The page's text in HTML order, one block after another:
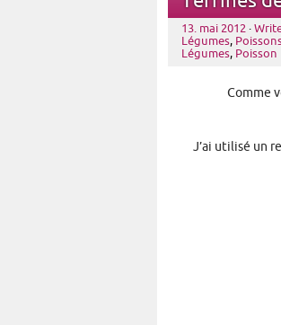
13. mai 2012 ·
Légumes,
Légumes, Poisson
Comme
J’ai utilisé un